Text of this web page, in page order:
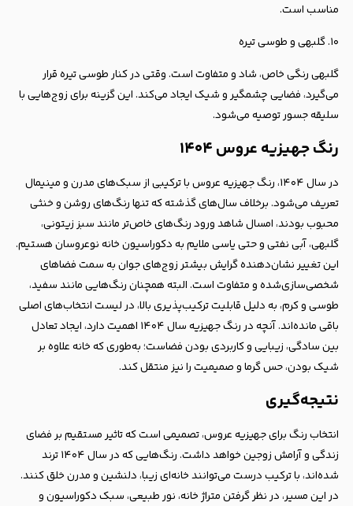
مناسب است.
۱۰. گلبهی و طوسی تیره
گلبهی رنگی خاص، شاد و متفاوت است. وقتی در کنار طوسی تیره قرار
می‌گیرد، فضایی چشمگیر و شیک ایجاد می‌کند. این گزینه برای زوج‌هایی با
سلیقه جسور توصیه می‌شود.
رنگ جهیزیه عروس ۱۴۰۴
در سال ۱۴۰۴، رنگ جهیزیه عروس با ترکیبی از سبک‌های مدرن و مینیمال
تعریف می‌شود. برخلاف سال‌های گذشته که تنها رنگ‌های روشن و خنثی
محبوب بودند، امسال شاهد ورود رنگ‌های خاص‌تر مانند سبز زیتونی،
گلبهی، آبی نفتی و حتی یاسی ملایم به دکوراسیون خانه نوعروسان هستیم.
این تغییر نشان‌دهنده گرایش بیشتر زوج‌های جوان به سمت فضاهای
شخصی‌سازی‌شده و متفاوت است. البته همچنان رنگ‌هایی مانند سفید،
طوسی و کرم، به دلیل قابلیت ترکیب‌پذیری بالا، در لیست انتخاب‌های اصلی
باقی مانده‌اند. آنچه در رنگ جهیزیه سال ۱۴۰۴ اهمیت دارد، ایجاد تعادل
بین سادگی، زیبایی و کاربردی بودن فضاست؛ به‌طوری که خانه علاوه بر
شیک بودن، حس گرما و صمیمیت را نیز منتقل کند.
نتیجه‌گیری
انتخاب رنگ برای جهیزیه عروس، تصمیمی است که تاثیر مستقیم بر فضای
زندگی و آرامش زوجین خواهد داشت. رنگ‌هایی که در سال ۱۴۰۴ ترند
شده‌اند، با ترکیب درست می‌توانند خانه‌ای زیبا، دلنشین و مدرن خلق کنند.
در این مسیر، در نظر گرفتن متراژ خانه، نور طبیعی، سبک دکوراسیون و